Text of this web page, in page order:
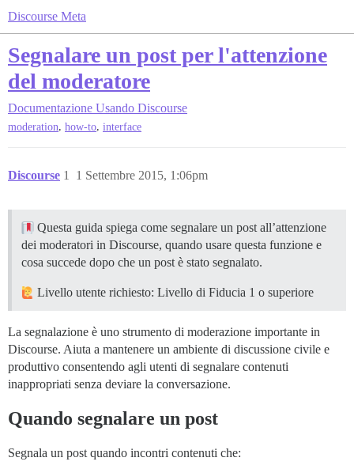
Discourse Meta
Segnalare un post per l'attenzione
del moderatore
Documentazione Usando Discourse
moderation, how-to, interface
Discourse 1 Settembre 2015, 1:06pm
1
Questa guida spiega come segnalare un post all’attenzione
dei moderatori in Discourse, quando usare questa funzione e
cosa succede dopo che un post è stato segnalato.
Livello utente richiesto: Livello di Fiducia 1 o superiore
La segnalazione è uno strumento di moderazione importante in
Discourse. Aiuta a mantenere un ambiente di discussione civile e
produttivo consentendo agli utenti di segnalare contenuti
inappropriati senza deviare la conversazione.
Quando segnalare un post
Segnala un post quando incontri contenuti che: